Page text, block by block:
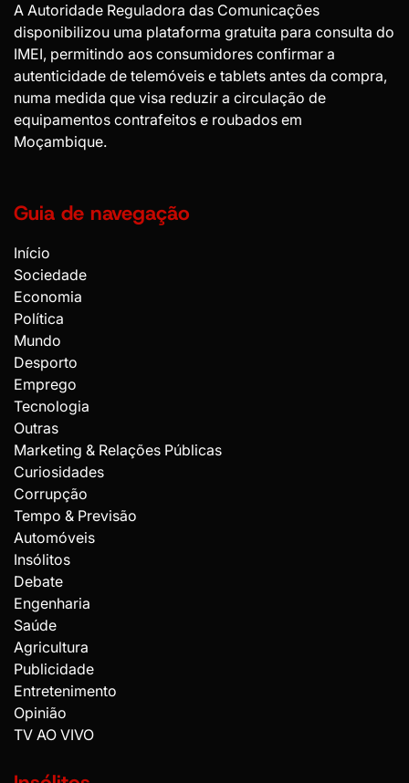
A Autoridade Reguladora das Comunicações
disponibilizou uma plataforma gratuita para consulta do
IMEI, permitindo aos consumidores confirmar a
autenticidade de telemóveis e tablets antes da compra,
numa medida que visa reduzir a circulação de
equipamentos contrafeitos e roubados em
Moçambique.
Guia de navegação
Início
Sociedade
Economia
Política
Mundo
Desporto
Emprego
Tecnologia
Outras
Marketing & Relações Públicas
Curiosidades
Corrupção
Tempo & Previsão
Automóveis
Insólitos
Debate
Engenharia
Saúde
Agricultura
Publicidade
Entretenimento
Opinião
TV AO VIVO